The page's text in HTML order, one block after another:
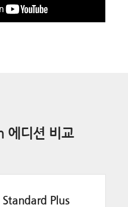
에디션 비교
Plus